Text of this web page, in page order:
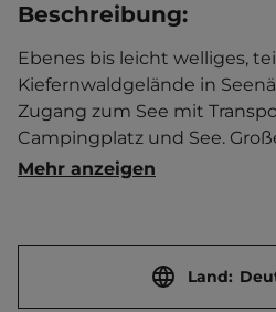
Beschreibung:
Ebenes bis leicht welliges,
Kiefernwaldgelände in
Zugang zum See mit
Campingplatz und See.
Radtourismus.
Freiluftschach.
Jugendplatz. Ort 2 km
Mehr anzeigen
Land: